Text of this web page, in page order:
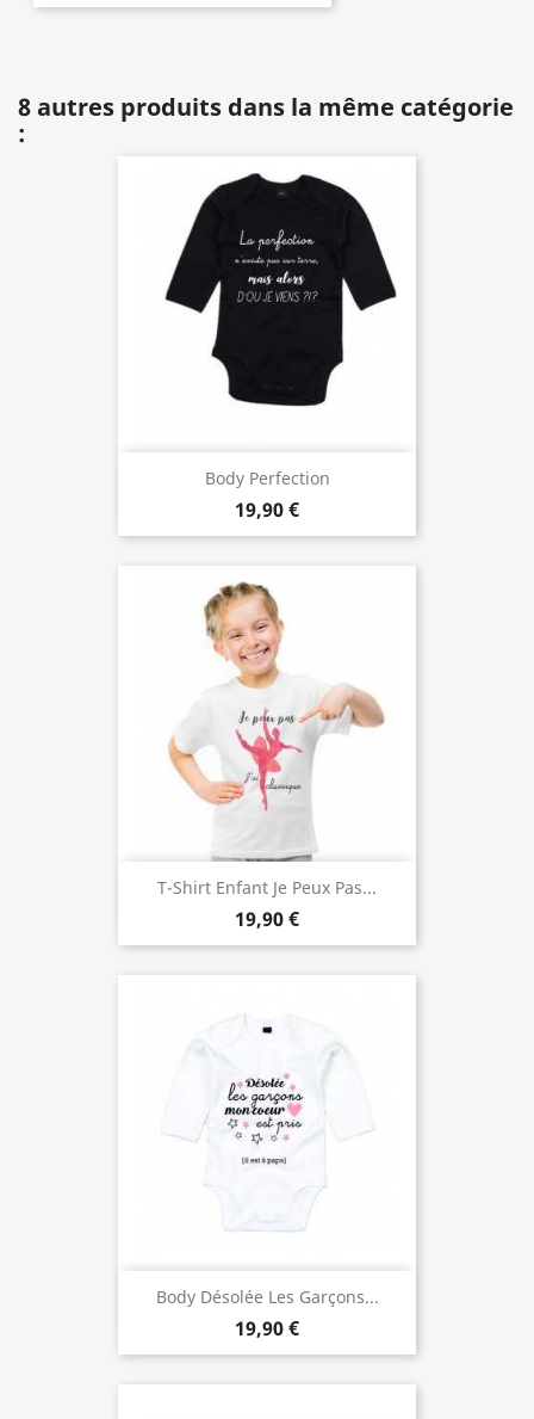
8 autres produits dans la même catégorie
:
Body Perfection
19,90 €
T-Shirt Enfant Je Peux Pas...
19,90 €
Body Désolée Les Garçons...
19,90 €